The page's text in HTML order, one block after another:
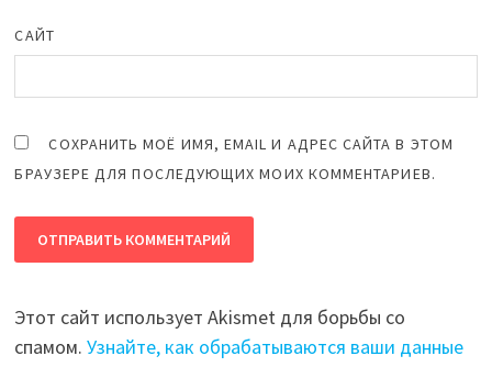
САЙТ
СОХРАНИТЬ МОЁ ИМЯ, EMAIL И АДРЕС САЙТА В ЭТОМ
БРАУЗЕРЕ ДЛЯ ПОСЛЕДУЮЩИХ МОИХ КОММЕНТАРИЕВ.
Этот сайт использует Akismet для борьбы со
спамом.Узнайте, как обрабатываются ваши данные